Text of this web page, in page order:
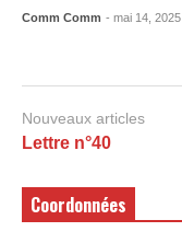
Comm Comm - mai 14, 2025
Nouveaux articles
Lettre n°40
Coordonnées